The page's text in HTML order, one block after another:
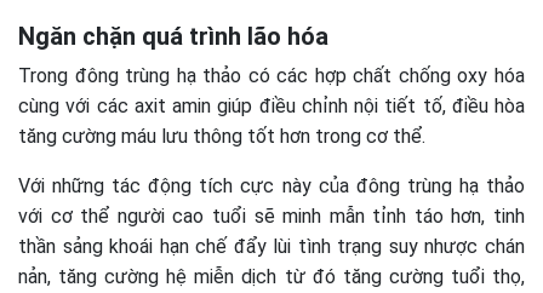
Ngăn chặn quá trình lão hóa
Trong đông trùng hạ thảo có các hợp chất chống oxy hóa
cùng với các axit amin giúp điều chỉnh nội tiết tố, điều hòa
tăng cường máu lưu thông tốt hơn trong cơ thể.
Với những tác động tích cực này của đông trùng hạ thảo
với cơ thể người cao tuổi sẽ minh mẫn tỉnh táo hơn, tinh
thần sảng khoái hạn chế đẩy lùi tình trạng suy nhược chán
nản, tăng cường hệ miễn dịch từ đó tăng cường tuổi thọ,